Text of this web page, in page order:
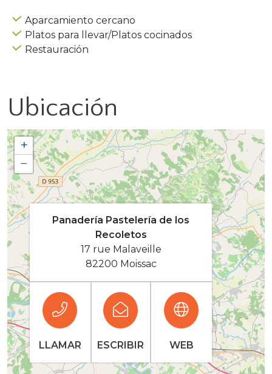
Aparcamiento cercano
Platos para llevar/Platos cocinados
Restauración
Ubicación
+
−
Panadería Pastelería de los
Recoletos
17 rue Malaveille
82200 Moissac
LLAMAR ESCRIBIR WEB